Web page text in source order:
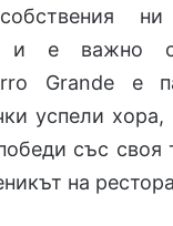
и е важно
Grande е
успели хора,
със своя
на